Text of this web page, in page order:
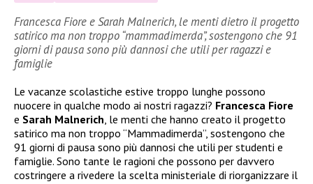
Francesca Fiore e Sarah Malnerich, le menti dietro il progetto
satirico ma non troppo “mammadimerda”, sostengono che 91
giorni di pausa sono più dannosi che utili per ragazzi e
famiglie
Le vacanze scolastiche estive troppo lunghe possono
nuocere in qualche modo ai nostri ragazzi? Francesca Fiore
e Sarah Malnerich, le menti che hanno creato il progetto
satirico ma non troppo “Mammadimerda”, sostengono che
91 giorni di pausa sono più dannosi che utili per studenti e
famiglie. Sono tante le ragioni che possono per davvero
costringere a rivedere la scelta ministeriale di riorganizzare il